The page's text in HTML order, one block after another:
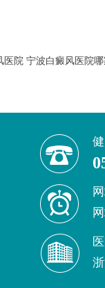
医院 宁波白癜风医院